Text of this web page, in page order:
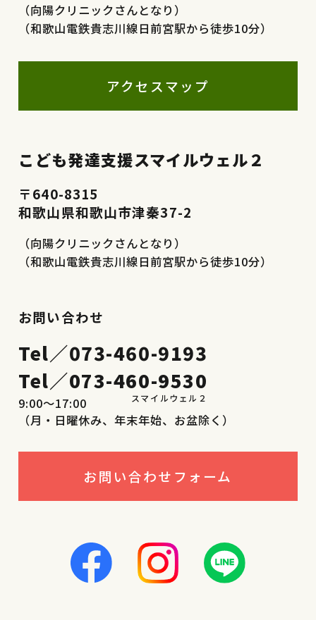
（向陽クリニックさんとなり）
（和歌山電鉄貴志川線日前宮駅から徒歩10分）
アクセスマップ
こども発達支援スマイルウェル２
〒640-8315
和歌山県和歌山市津秦37-2
（向陽クリニックさんとなり）
（和歌山電鉄貴志川線日前宮駅から徒歩10分）
お問い合わせ
Tel／073-460-9193
Tel／073-460-9530
9:00〜17:00
（月・日曜休み、年末年始、お盆除く）
お問い合わせフォーム